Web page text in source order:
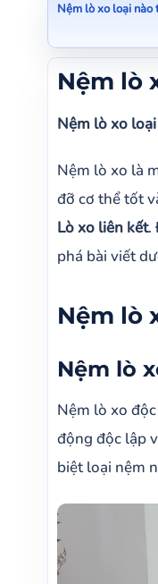
Nệm lò xo loại nào
Nệm lò xo
Nệm lò xo
Nệm lò xo
Những lưu ý
Nệm lò
Nệm lò xo
Nệm lò xo là
đỡ cơ thể tốt
Lò xo liên kết.
phá bài viết
Nệm lò
Nệm lò
Nệm lò xo
động độc lập
biệt loại nệm